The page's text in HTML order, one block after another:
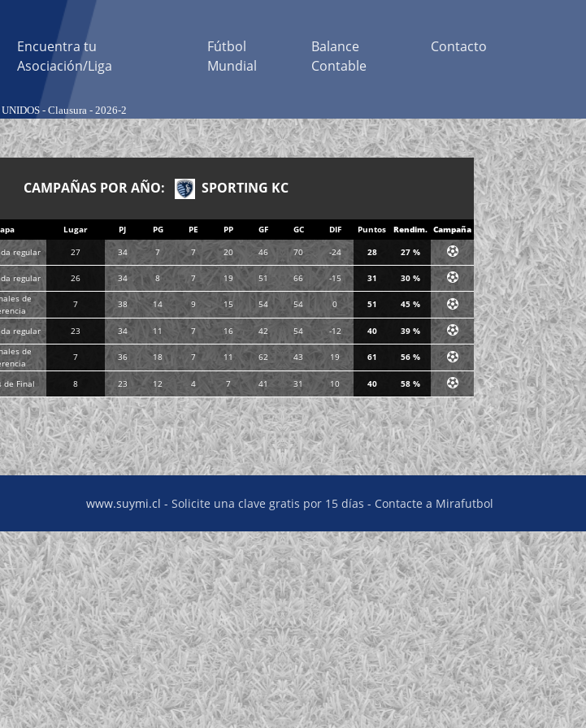
Encuentra tu
Asociación/Liga
Fútbol
Mundial
Balance
Contable
Contacto
- Clausura - 2026-2
CAMPAÑAS POR AÑO: SPORTING KC
Lugar PJ PG PE PP GF GC DIF Puntos Rendim. Campaña
regular 27 34 7 7 20 46 70 -24 28 27 %
regular 26 34 8 7 19 51 66 -15 31 30 %
de
7 38 14 9 15 54 54 0 51 45 %
regular 23 34 11 7 16 42 54 -12 40 39 %
de
7 36 18 7 11 62 43 19 61 56 %
de Final 8 23 12 4 7 41 31 10 40 58 %
www.suymi.cl - Solicite una clave gratis por 15 días - Contacte a Mirafutbol